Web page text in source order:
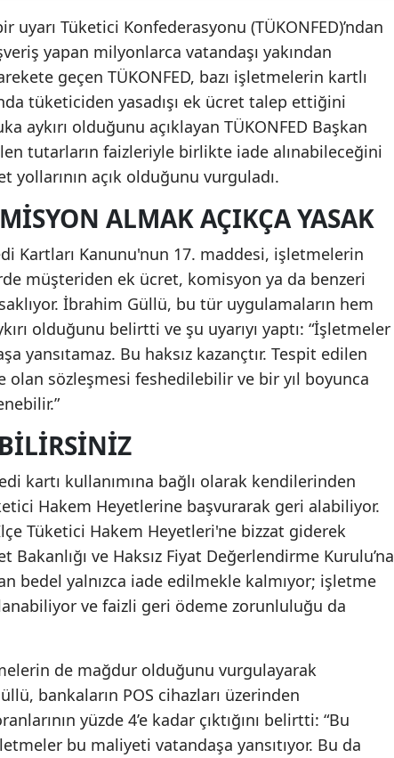
Tüketici Konfederasyonu (TÜKONFED)’ndan
yapan milyonlarca vatandaşı yakından
geçen TÜKONFED, bazı işletmelerin kartlı
tüketiciden yasadışı ek ücret talep ettiğini
aykırı olduğunu açıklayan TÜKONFED Başkan
tutarların faizleriyle birlikte iade alınabileceğini
yollarının açık olduğunu vurguladı.
ALMAK AÇIKÇA YASAK
Kartları Kanunu'nun 17. maddesi, işletmelerin
müşteriden ek ücret, komisyon ya da benzeri
İbrahim Güllü, bu tür uygulamaların hem
olduğunu belirtti ve şu uyarıyı yaptı: “İşletmeler
yansıtamaz. Bu haksız kazançtır. Tespit edilen
sözleşmesi feshedilebilir ve bir yıl boyunca
kartı kullanımına bağlı olarak kendilerinden
Hakem Heyetlerine başvurarak geri alabiliyor.
Tüketici Hakem Heyetleri'ne bizzat giderek
Bakanlığı ve Haksız Fiyat Değerlendirme Kurulu’na
bedel yalnızca iade edilmekle kalmıyor; işletme
ve faizli geri ödeme zorunluluğu da
de mağdur olduğunu vurgulayarak
bankaların POS cihazları üzerinden
yüzde 4’e kadar çıktığını belirtti: “Bu
bu maliyeti vatandaşa yansıtıyor. Bu da